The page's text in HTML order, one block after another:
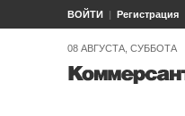
ВОЙТИ Регистрация
08 АВГУСТА, СУББОТА